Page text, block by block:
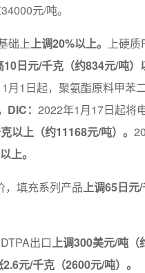
元/吨。
础上上调20%以上。 上硬
10日元/千克（约834元/吨）
月1日起，聚氨酯原料甲苯
： 2022年1月17日起将
以上（约11168元/吨）。
上。
填充系列产品上调65日元/
出口上调300美元/吨（
元/千克（2600元/吨）。